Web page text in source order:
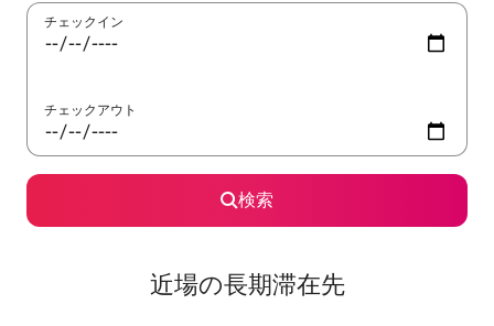
チェックイン
チェックアウト
検索
近場の長期滞在先